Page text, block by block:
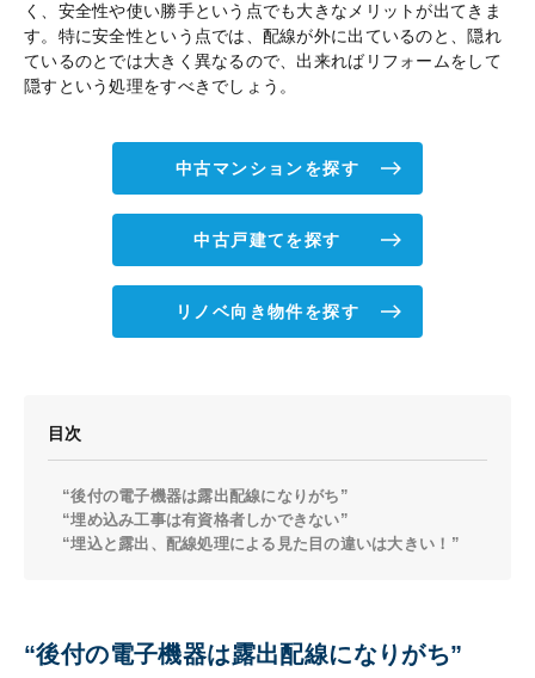
く、安全性や使い勝手という点でも大きなメリットが出てきま
す。特に安全性という点では、配線が外に出ているのと、隠れ
ているのとでは大きく異なるので、出来ればリフォームをして
隠すという処理をすべきでしょう。
中古マンションを探す
中古戸建てを探す
リノベ向き物件を探す
目次
“後付の電子機器は露出配線になりがち”
“埋め込み工事は有資格者しかできない”
“埋込と露出、配線処理による見た目の違いは大きい！”
“後付の電子機器は露出配線になりがち”